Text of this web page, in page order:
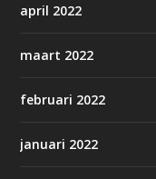
april 2022
maart 2022
februari 2022
januari 2022